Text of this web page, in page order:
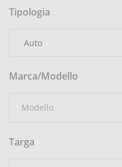
Tipologia
Marca/Modello
Targa